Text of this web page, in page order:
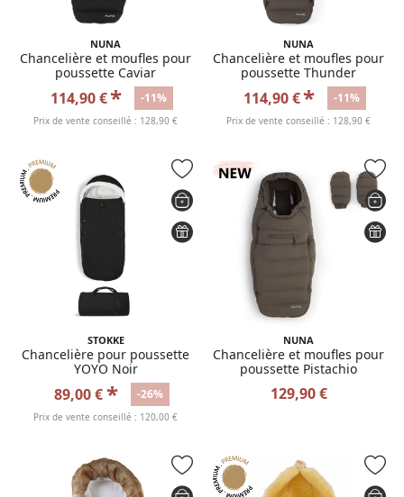
NUNA
Chancelière et moufles pour
poussette Caviar
114,90 €* -11%
Prix de vente conseillé : 128,90 €
NUNA
Chancelière et moufles pour
poussette Thunder
114,90 €* -11%
Prix de vente conseillé : 128,90 €
STOKKE
Chancelière pour poussette
YOYO Noir
89,00 €* -26%
Prix de vente conseillé : 120,00 €
NUNA
Chancelière et moufles pour
poussette Pistachio
129,90 €